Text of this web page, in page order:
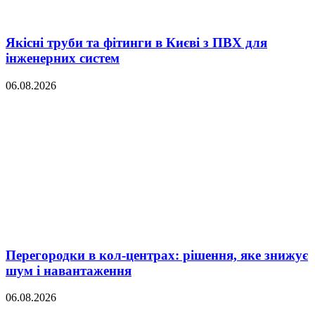
Якісні труби та фітинги в Києві з ПВХ для
інженерних систем
06.08.2026
Перегородки в кол-центрах: рішення, яке знижує
шум і навантаження
06.08.2026